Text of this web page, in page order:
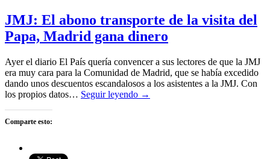
JMJ: El abono transporte de la visita del
Papa, Madrid gana dinero
Ayer el diario El País quería convencer a sus lectores de que la JMJ
era muy cara para la Comunidad de Madrid, que se había excedido
dando unos descuentos escandalosos a los asistentes a la JMJ. Con
los propios datos… Seguir leyendo →
Comparte esto: